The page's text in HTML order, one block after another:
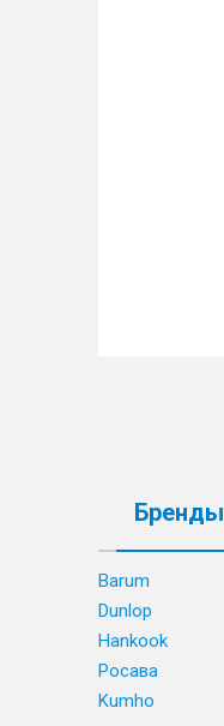
Бренды
Barum
Dunlop
Hankook
Росава
Kumho